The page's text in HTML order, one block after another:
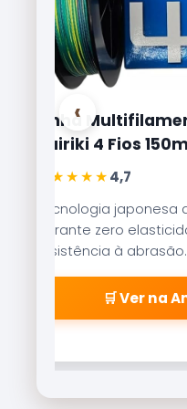
‹
Linha
Kairiki 4 Fios 150m
★★★★★4,7
Tecnologia japonesa
garante zero
resistência à
suavemente pelos
🛒 Ver na